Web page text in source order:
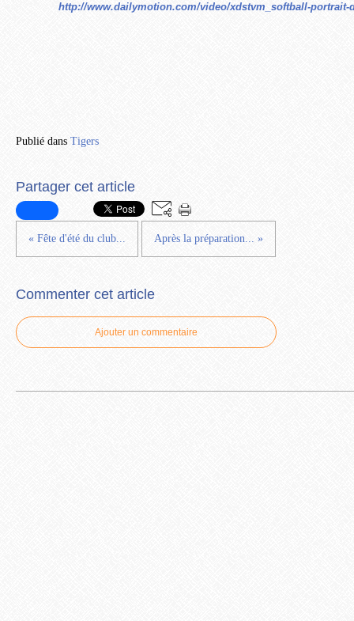
http://www.dailymotion.com/video/xdstvm_softball-portrait-
Publié dans Tigers
Partager cet article
« Fête d'été du club... Après la préparation... »
Commenter cet article
Ajouter un commentaire